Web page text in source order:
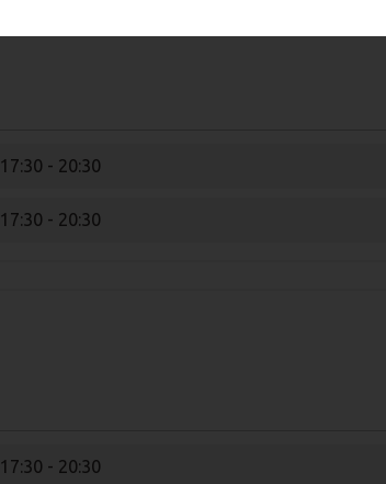
17:30 - 20:30
17:30 - 20:30
17:30 - 20:30